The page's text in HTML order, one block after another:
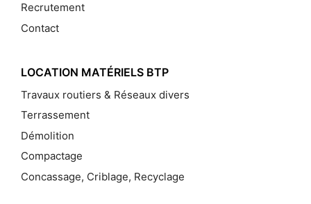
Recrutement
Contact
LOCATION MATÉRIELS BTP
Travaux routiers & Réseaux divers
Terrassement
Démolition
Compactage
Concassage, Criblage, Recyclage